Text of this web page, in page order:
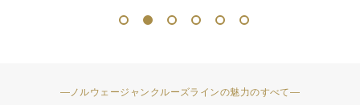
1 2 3 4 5 6
―ノルウェージャンクルーズラインの魅力のすべて―